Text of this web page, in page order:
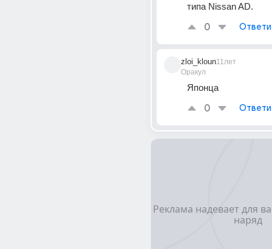
типа Nissan AD.
0
zloi_kloun
Оракул
11лет
Японца
0